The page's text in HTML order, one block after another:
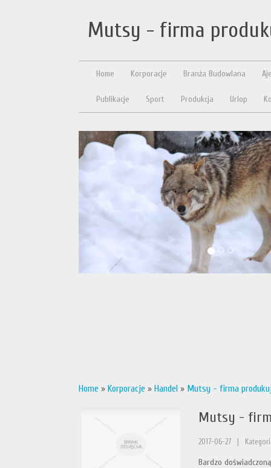
Mutsy - firma
Home Korporacje Branża Budowlana
Publikacje Sport Produkcja Urlop
Home » Korporacje » Handel » Mutsy - firma
Mutsy -
2017-06-27
Bardzo